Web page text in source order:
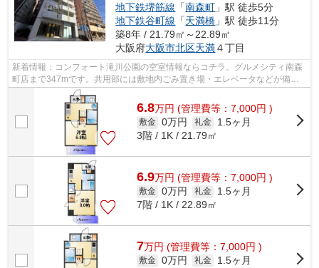
地下鉄堺筋線 「南森町 」駅 徒歩5分
地下鉄谷町線 「天満橋 」駅 徒歩11分
築8年 / 21.79㎡～22.89㎡
大阪府大阪市北区天満４丁目
新着情報：コンフォート滝川公園の空室情報ならコチラ。グルメシティ南森
町店まで347mです。共用部には敷地内ごみ置き場・エレベータなどが備わ
っておりとても充実しています。日頃か...
6.8万円 (管理費等：7,000円 )
敷金 0万円 礼金
1.5ヶ月
3階 / 1K / 21.79㎡
6.9万円 (管理費等：7,000円 )
敷金 0万円 礼金
1.5ヶ月
7階 / 1K / 22.89㎡
7万円 (管理費等：7,000円 )
敷金 0万円 礼金
1.5ヶ月